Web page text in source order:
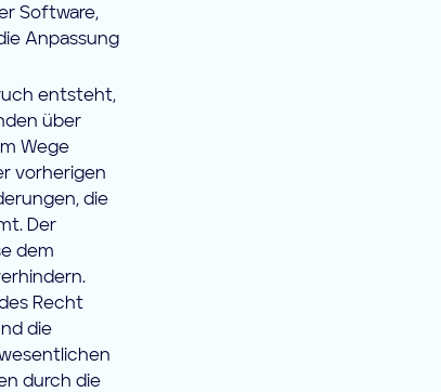
Software,
Anpassung
entsteht,
über
Wege
vorherigen
die
Der
dem
Recht
die
durch die